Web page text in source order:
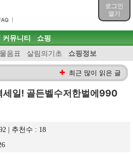
로그인
열기
음표 살림의기초 쇼핑정보
커뮤니티 쇼핑
최근 많이 읽은 글
세일! 골든벨수저한벌에990
| 추천수 : 18